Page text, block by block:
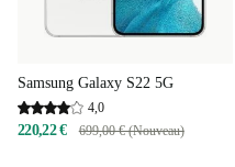
Samsung Galaxy S22 5G
4,0
220,22 € 699,00 € (Nouveau)